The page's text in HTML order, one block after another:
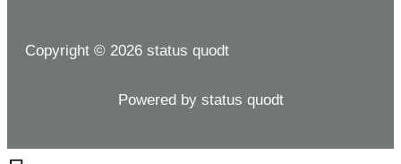
Copyright © 2026 status quodt
Powered by status quodt